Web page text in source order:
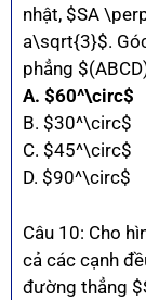
nhật, $SA
a\sqrt{3}$.
phẳng
A. $60^\circ$
B. $30^\circ$
C. $45^\circ$
D. $90^\circ$
Câu 10: Cho
cả các cạnh
đường thẳng